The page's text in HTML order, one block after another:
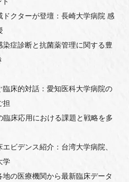
ターが登壇：長崎大学病院 感
断と抗菌薬管理に関する豊
的対話：愛知医科大学病院の
長をご担
用における課題と戦略を多
ンス紹介：台湾大学病院、
学
療機関から最新臨床データ